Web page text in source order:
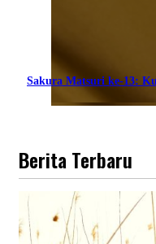
Sakura Matsuri ke-13:
Berita Terbaru